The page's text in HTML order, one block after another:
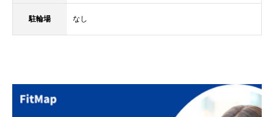
駐輪場 なし